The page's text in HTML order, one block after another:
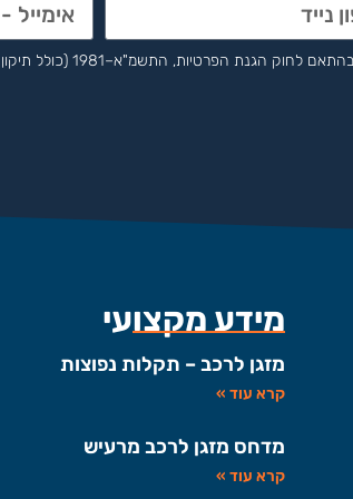
התשמ"א–1981 (כולל תיקון 13), ובהתאם ל
מידע מקצועי
מזגן לרכב – תקלות נפוצות
קרא עוד »
מדחס מזגן לרכב מרעיש
קרא עוד »